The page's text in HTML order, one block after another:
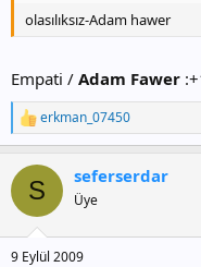
olasılıksız-Adam hawer
Empati / Adam Fawer
T
e
k
l
erkman_07450
S seferserdar
Üye
9 Eylül 2009